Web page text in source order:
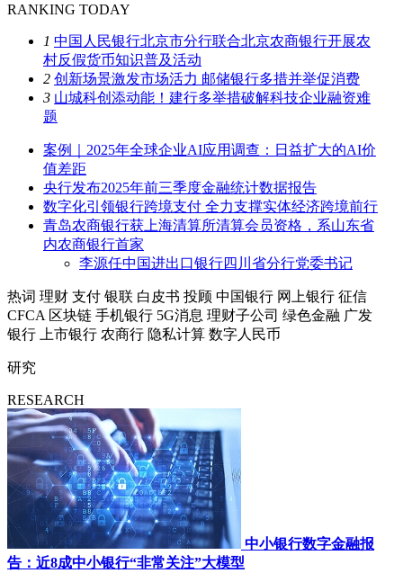
RANKING TODAY
1 中国人民银行北京市分行联合北京农商银行开展农
村反假货币知识普及活动
2 创新场景激发市场活力 邮储银行多措并举促消费
3 山城科创添动能！建行多举措破解科技企业融资难
题
案例｜2025年全球企业AI应用调查：日益扩大的AI价
值差距
央行发布2025年前三季度金融统计数据报告
数字化引领银行跨境支付 全力支撑实体经济跨境前行
青岛农商银行获上海清算所清算会员资格，系山东省
内农商银行首家
李源任中国进出口银行四川省分行党委书记
热词 理财 支付 银联 白皮书 投顾 中国银行 网上银行 征信
CFCA 区块链 手机银行 5G消息 理财子公司 绿色金融 广发
银行
上市银行 农商行 隐私计算 数字人民币
研究
RESEARCH
中小银行数字金融报
告：近8成中小银行“非常关注”大模型